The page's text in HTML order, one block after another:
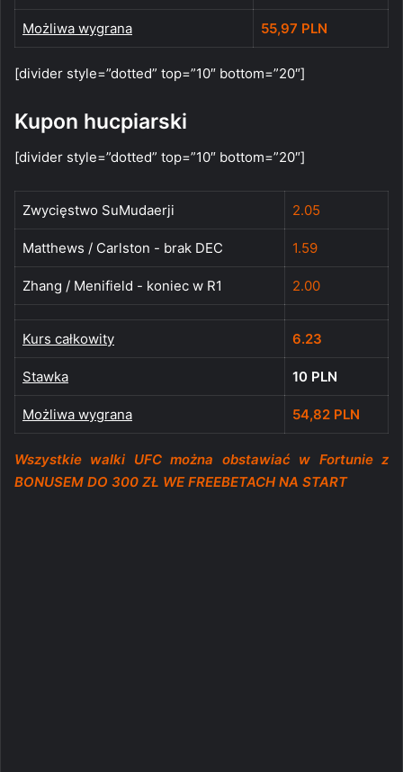
Możliwa wygrana 55,97 PLN
[divider style=”dotted” top=”10″ bottom=”20″]
Kupon hucpiarski
[divider style=”dotted” top=”10″ bottom=”20″]
Zwycięstwo SuMudaerji 2.05
Matthews / Carlston - brak DEC 1.59
Zhang / Menifield - koniec w R1 2.00
Kurs całkowity 6.23
Stawka 10 PLN
Możliwa wygrana 54,82 PLN
Wszystkie walki UFC można obstawiać w Fortunie z
BONUSEM DO 300 ZŁ WE FREEBETACH NA START